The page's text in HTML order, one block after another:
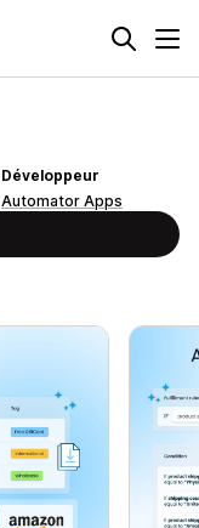
Développeur
Automator Apps